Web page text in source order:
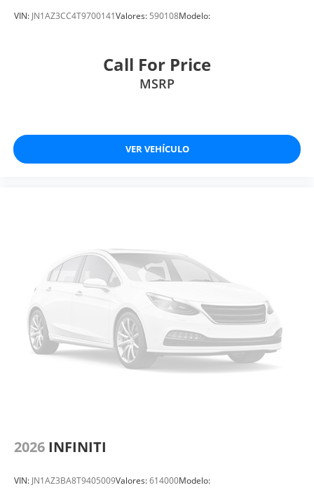
VIN: JN1AZ3CC4T9700141Valores: 590108Modelo:
Call For Price
MSRP
VER VEHÍCULO
2026 INFINITI
VIN: JN1AZ3BA8T9405009Valores:614000Modelo: